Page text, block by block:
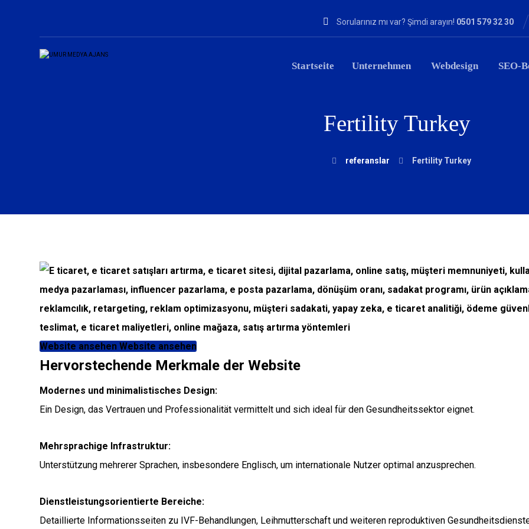
Sorularınız mı var? Şimdi arayın! 0501 579 32 30
Startseite Unternehmen Webdesign SEO-
Fertility Turkey
referanslar Fertility Turkey
Website ansehenWebsite ansehen
Hervorstechende Merkmale der Website
Modernes und minimalistisches Design:
Ein Design, das Vertrauen und Professionalität vermittelt und sich ideal für den Gesundheitssektor eignet.
Mehrsprachige Infrastruktur:
Unterstützung mehrerer Sprachen, insbesondere Englisch, um internationale Nutzer optimal anzusprechen.
Dienstleistungsorientierte Bereiche:
Detaillierte Informationsseiten zu IVF-Behandlungen, Leihmutterschaft und weiteren reproduktiven